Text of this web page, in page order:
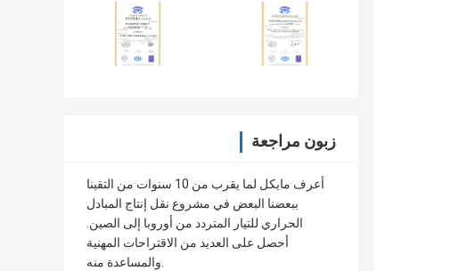
زبون مراجعة
أعرف مايكل لما يقرب من 10 سنوات من التقينا
ببعضنا البعض في مشروع نقل إنتاج المبادل
الحراري للتيار المتردد من أوروبا إلى الصين.
أحصل على العديد من الاقتراحات المهنية
والمساعدة منه.